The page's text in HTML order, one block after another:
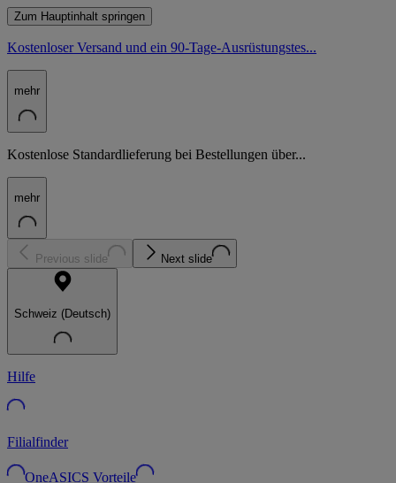
Zum Hauptinhalt springen
Kostenloser Versand und ein 90-Tage-Ausrüstungstes...
mehr
Kostenlose Standardlieferung bei Bestellungen über...
mehr
Previous slide Next slide
Schweiz (Deutsch)
Hilfe
Filialfinder
OneASICS Vorteile